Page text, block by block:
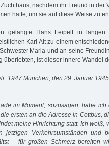
nachdem ihr Freund in der
hatte, um sie auf diese Weise zu
gelangte Hans Leipelt in langen
Karl Alt zu einem
Maria und an seine
überlebten, ist dieser innere Wandel
1947 München, den 29. Januar
im Moment, sozusagen, habe
ersten an die Adresse in Cottbus,
meine Hinrichtung statt. Ich weiß,
Verkehrsumständen und
– für großen Schmerz bereiten